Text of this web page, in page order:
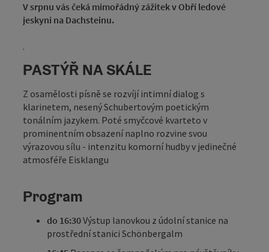
V srpnu vás čeká mimořádný zážitek v Obří ledové
jeskyni na Dachsteinu.
.
PASTÝŘ NA SKÁLE
Z osamělosti písně se rozvíjí intimní dialog s
klarinetem, nesený Schubertovým poetickým
tonálním jazykem. Poté smyčcové kvarteto v
prominentním obsazení naplno rozvine svou
výrazovou sílu - intenzitu komorní hudby v jedinečné
atmosféře Eisklangu
Program
do 16:30Výstup lanovkou z údolní stanice na
prostřední stanici Schönbergalm